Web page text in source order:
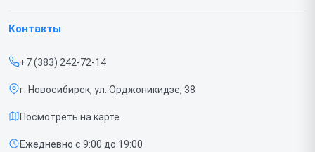
Срочный ремонт
Доставка и способы оплаты
Диагностика
Телефонов
Контакты
+7 (383) 242-72-14
г. Новосибирск, ул. Орджоникидзе, 38
Посмотреть на карте
Ежедневно с 9:00 до 19:00